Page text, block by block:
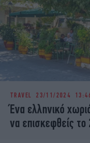
TRAVEL 23/11/2024
Ένα ελληνικό
να επισκεφθείς